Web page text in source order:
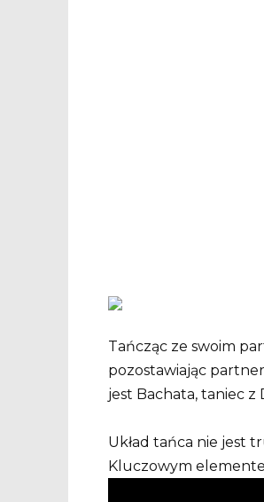
Tańcząc ze swoim
pozostawiając
jest Bachata, taniec z
Układ tańca nie jest
Kluczowym